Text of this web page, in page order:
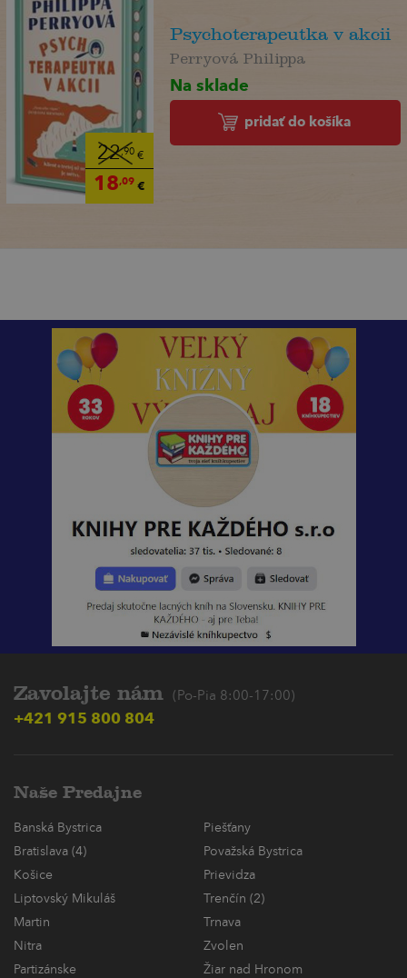
22,90€
18,09€
Psychoterapeutka v akcii
Perryová Philippa
Na sklade
pridať do košíka
Zavolajte nám (Po-Pia 8:00-17:00)
+421 915 800 804
Naše Predajne
Banská Bystrica
Piešťany
Bratislava (4)
Považská Bystrica
Košice
Prievidza
Liptovský Mikuláš
Trenčín (2)
Martin
Trnava
Nitra
Zvolen
Partizánske
Žiar nad Hronom